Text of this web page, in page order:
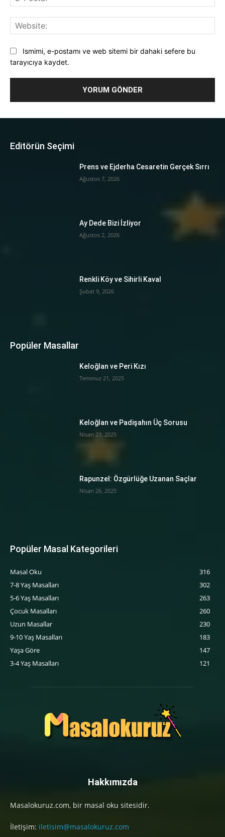
Ismimi, e-postamı ve web sitemi bir dahaki sefere bu
tarayıcıya kaydet.
Editörün Seçimi
Prens ve Ejderha Cesaretin Gerçek Sırrı
Ağustos 7, 2026
Ay Dede Bizi İzliyor
Ağustos 2, 2026
Renkli Köy ve Sihirli Kaval
Şubat 9, 2026
Popüler Masallar
Keloğlan ve Peri Kızı
Temmuz 21, 2025
Keloğlan ve Padişahın Üç Sorusu
Nisan 23, 2025
Rapunzel: Özgürlüğe Uzanan Saçlar
Nisan 26, 2025
Popüler Masal Kategorileri
Masal Oku
316
7-8 Yaş Masalları
302
5-6 Yaş Masalları
263
‍Çocuk Masalları
260
Uzun Masallar
230
9-10 Yaş Masalları
183
Yaşa Göre
147
3-4 Yaş Masalları
121
Hakkımızda
Masalokuruz.com, bir masal oku sitesidir.
İletişim: iletisim@masalokuruz.com